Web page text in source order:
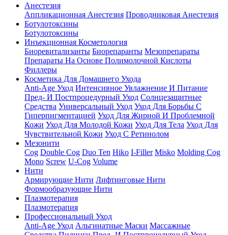
Анестезия
Аппликационная Анестезия Проводниковая Анестезия
Ботулотоксины
Ботулотоксины
Инъекционная Косметология
Биоревитализанты Биорепаранты Мезопрепараты
Препараты На Основе Полимолочной Кислоты
Филлеры
Косметика Для Домашнего Ухода
Anti-Age Уход Интенсивное Увлажнение И Питание
Пред- И Постпроцедурный Уход Солнцезащитные
Средства Универсальный Уход Уход Для Борьбы С
Гиперпигментацией Уход Для Жирной И Проблемной
Кожи Уход Для Молодой Кожи Уход Для Тела Уход Для
Чувствительной Кожи Уход С Ретинолом
Мезонити
Cog Double Cog Duo Ten Hiko I-Filler Misko Molding Cog
Mono Screw U-Cog Volume
Нити
Армирующие Нити Лифтинговые Нити
Формообразующие Нити
Плазмотерапия
Плазмотерапия
Профессиональный Уход
Anti-Age Уход Альгинатные Маски Массажные